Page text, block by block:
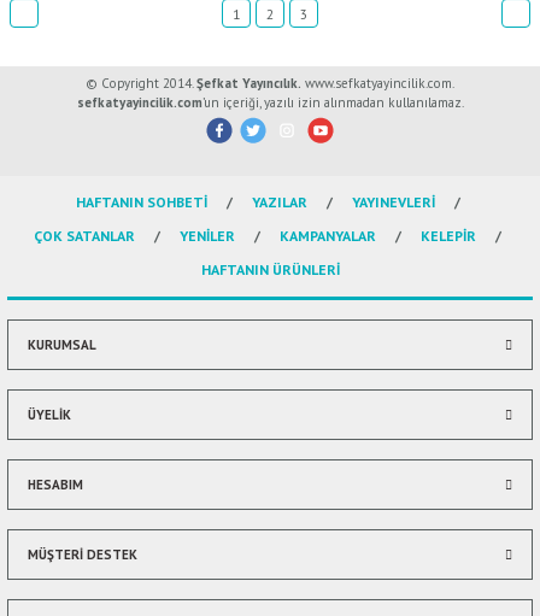
1 2 3
© Copyright 2014.Şefkat Yayıncılık. www.sefkatyayincilik.com.
sefkatyayincilik.com’un içeriği, yazılı izin alınmadan kullanılamaz.
HAFTANIN SOHBETİ YAZILAR
YAYINEVLERİ
ÇOK SATANLAR
YENİLER KAMPANYALAR
KELEPİR
HAFTANIN ÜRÜNLERİ
KURUMSAL
ÜYELİK
HESABIM
MÜŞTERİ DESTEK